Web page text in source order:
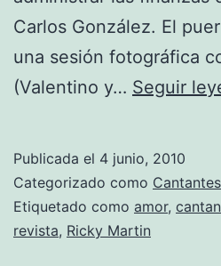
Carlos González. El
una sesión fotográfica
(Valentino y… Seguir
Publicada el 4 junio, 2010
Categorizado como Cantantes
Etiquetado como amor,
revista, Ricky Martin